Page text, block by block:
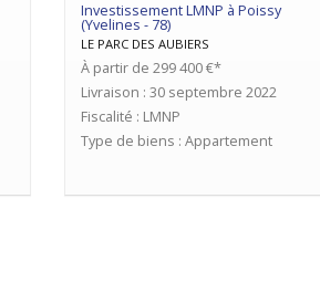
Investissement LMNP à Poissy
(Yvelines - 78)
LE PARC DES AUBIERS
À partir de 299 400 €*
Livraison : 30 septembre 2022
Fiscalité : LMNP
Type de biens : Appartement